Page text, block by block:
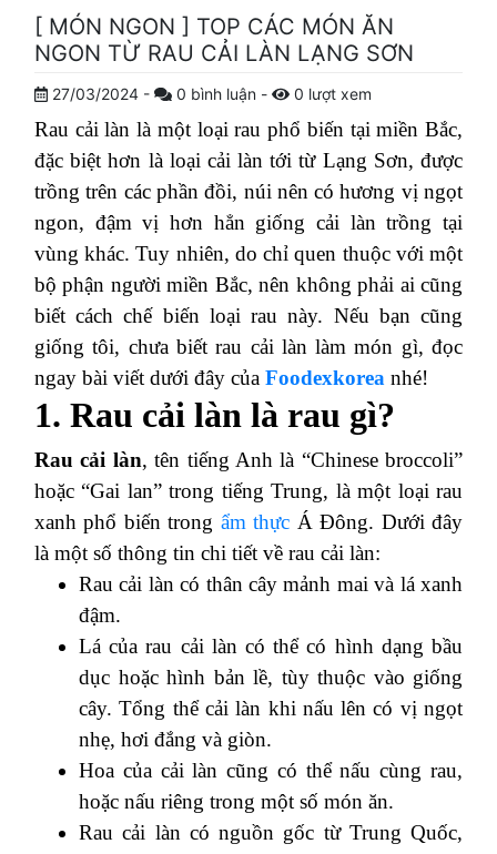
[ MÓN NGON ] TOP CÁC MÓN ĂN
NGON TỪ RAU CẢI LÀN LẠNG SƠN
27/03/2024 - 0 bình luận - 0 lượt xem
Rau cải làn là một loại rau phổ biến tại miền Bắc,
đặc biệt hơn là loại cải làn tới từ Lạng Sơn, được
trồng trên các phần đồi, núi nên có hương vị ngọt
ngon, đậm vị hơn hẳn giống cải làn trồng tại
vùng khác. Tuy nhiên, do chỉ quen thuộc với một
bộ phận người miền Bắc, nên không phải ai cũng
biết cách chế biến loại rau này. Nếu bạn cũng
giống tôi, chưa biết rau cải làn làm món gì, đọc
ngay bài viết dưới đây của Foodexkorea nhé!
1. Rau cải làn là rau gì?
Rau cải làn, tên tiếng Anh là “Chinese broccoli”
hoặc “Gai lan” trong tiếng Trung, là một loại rau
xanh phổ biến trong ẩm thực Á Đông. Dưới đây
là một số thông tin chi tiết về rau cải làn:
Rau cải làn có thân cây mảnh mai và lá xanh
đậm.
Lá của rau cải làn có thể có hình dạng bầu
dục hoặc hình bản lề, tùy thuộc vào giống
cây. Tổng thể cải làn khi nấu lêncó vị ngọt
nhẹ, hơi đắng và giòn.
Hoa của cải làn cũng có thể nấu cùng rau,
hoặc nấu riêng trong một số món ăn.
Rau cải làn có nguồn gốc từ Trung Quốc,